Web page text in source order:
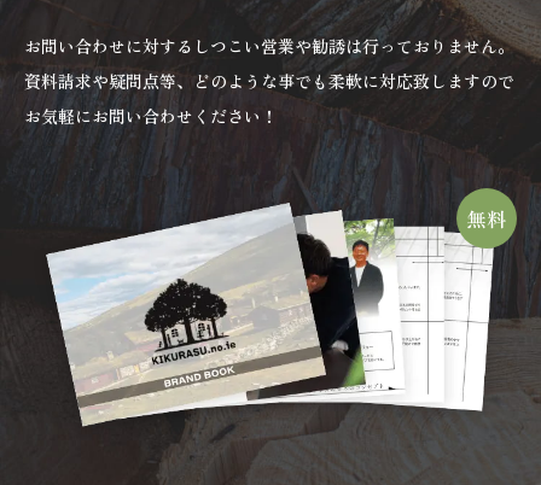
お問い合わせに対するしつこい営業や勧誘は行っておりません。
資料請求や疑問点等、どのような事でも柔軟に対応致しますので
お気軽にお問い合わせください！